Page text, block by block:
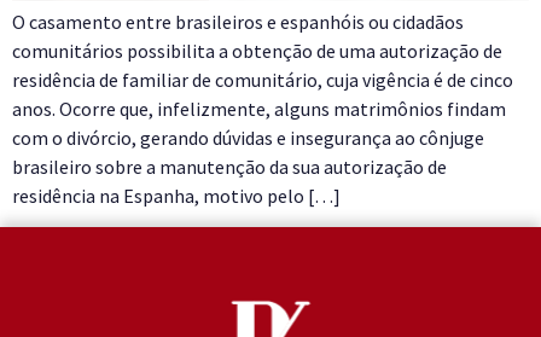
O casamento entre brasileiros e espanhóis ou cidadãos
comunitários possibilita a obtenção de uma autorização de
residência de familiar de comunitário, cuja vigência é de cinco
anos. Ocorre que, infelizmente, alguns matrimônios findam
com o divórcio, gerando dúvidas e insegurança ao cônjuge
brasileiro sobre a manutenção da sua autorização de
residência na Espanha, motivo pelo […]